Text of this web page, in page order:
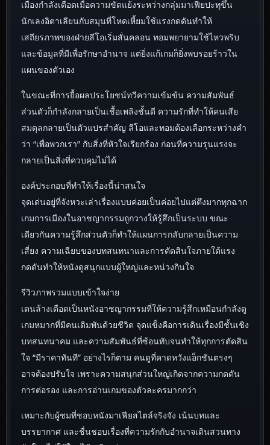
เมืองกำลังเดือดเมื่อความขัดแย้งระหว่างกลุ่มมาเฟียปะทุขึ้น
นักเลงอิตาเลียนกับสมุนที่โหดเหี้ยมใช้แรงกดดันทำให้
เสถียรภาพของฝ่ายลีโอเริ่มสั่นคลอน ทอมพยายามใช้ไหวพริบ
และข้อมูลที่มีเพื่อรักษาอำนาจ แต่ยิ่งแก้เกมก็ยิ่งพบรอยร้าวใน
แผนของตัวเอง
ในขณะที่การยื้อผลประโยชน์ทวีความเข้มข้น ความสัมพันธ์
ส่วนตัวก็กำลังกลายเป็นเชื้อเพลิงชั้นดี ความรักที่ทำให้คนเสีย
สมดุลกลายเป็นตัวแปรสำคัญ ลีโอและทอมต้องเลือกระหว่างคำ
ว่า “เพื่อพวกเรา” กับสิ่งที่หัวใจเรียกร้อง ก่อนที่ความรุนแรงจะ
กลายเป็นสิ่งที่ควบคุมไม่ได้
องค์ประกอบที่ทำให้เรื่องนี้น่าสนใจ
จุดเด่นอยู่ที่จังหวะเล่าเรื่องแบบค่อยเป็นค่อยไปแต่ตึงมากทุกฉาก
เกมการเมืองในอาชญากรรมถูกวางให้รู้สึกเป็นระบบ ขณะ
เดียวกันความรู้สึกส่วนตัวก็ทำให้แผนการกลับกลายเป็นความ
เสี่ยง ความเฉียบของบทสนทนาและการตัดสินใจภายใต้แรง
กดดันทำให้หนังดูสนุกแบบผู้ใหญ่และหน่วงกินใจ
รีวิวภาพรวมแบบเข้าใจง่าย
เดนล้างเดือดเป็นหนังอาชญากรรมที่ให้ความรู้สึกเหมือนกำลังดู
เกมหมากที่มีคนเดิมพันด้วยชีวิต จุดแข็งคือการเดินเรื่องมีชั้นเชิง
บทสนทนาคม และความสัมพันธ์ที่ซ้อนทับจนทำให้ทุกการตัดสิน
ใจ “มีราคาทันที” อย่างไรก็ตาม คนดูที่คาดหวังแอ็กชันตรงๆ
อาจต้องปรับใจ เพราะความสนุกส่วนใหญ่เกิดจากความกดดัน
การต่อรอง และการอ่านเกมของตัวละครมากกว่า
เหมาะกับผู้ชมที่ชอบหนังมาเฟียสไตล์จริงจัง เน้นบทและ
บรรยากาศ และชื่นชอบเรื่องที่ความรักกับอำนาจเดินสวนทาง